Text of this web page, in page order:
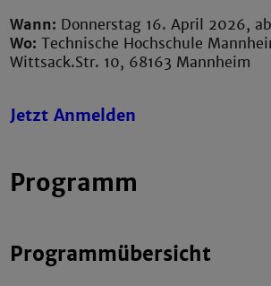
Wann: Donnerstag 16. April 2026,
Wo:Technische Hochschule
Wittsack.Str. 10, 68163 Mannheim
Jetzt Anmelden
Programm
Programmübersicht